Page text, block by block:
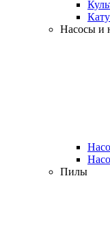
Насосы и
Пилы